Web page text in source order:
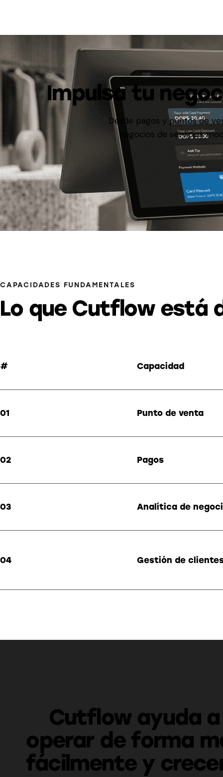
Impulsa tu
Desde pagos y puntos de
negocios de servicios
CAPACIDADES FUNDAMENTALES
Lo que Cutflow está
# Capacidad
01 Punto de venta
02 Pagos
03 Analítica de
04 Gestión de
Cutflow ayuda
operar de forma
fácilmente y